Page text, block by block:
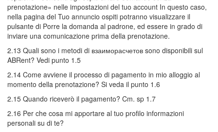
prenotazione» nelle impostazioni del tuo account In questo caso,
nella pagina del Tuo annuncio ospiti potranno visualizzare il
pulsante di Porre la domanda al padrone, ed essere in grado di
inviare una comunicazione prima della prenotazione.
2.13 Quali sono i metodi di взаиморасчетов sono disponibili sul
ABRent? Vedi punto 1.5
2.14 Come avviene il processo di pagamento in mio alloggio al
momento della prenotazione? Si veda il punto 1.6
2.15 Quando riceverò il pagamento? Cm. sp 1.7
2.16 Per che cosa mi apportare al tuo profilo informazioni
personali su di te?